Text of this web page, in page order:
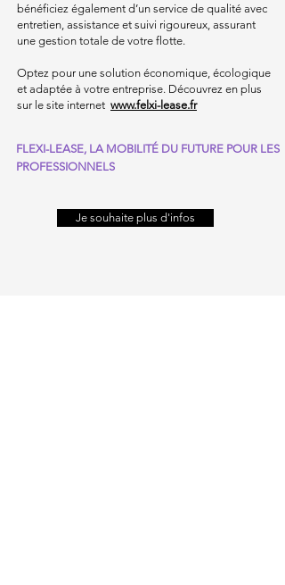
bénéficiez également d’un service de qualité avec
entretien, assistance et suivi rigoureux, assurant
une gestion totale de votre flotte.
Optez pour une solution économique, écologique
et adaptée à votre entreprise. Découvrez en plus
sur le site internet www.felxi-lease.fr
FLEXI-LEASE, LA MOBILITÉ DU FUTURE POUR LES
PROFESSIONNELS
Je souhaite plus d'infos